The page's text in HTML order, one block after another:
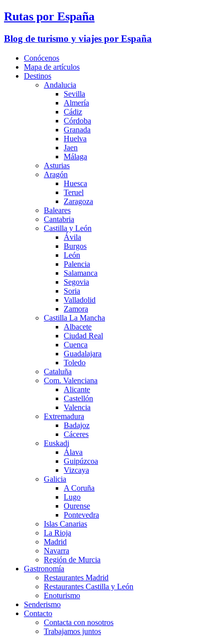
Rutas por España
Blog de turismo y viajes por España
Conócenos
Mapa de artículos
Destinos
Andalucia
Sevilla
Almería
Cádiz
Córdoba
Granada
Huelva
Jaen
Málaga
Asturias
Aragón
Huesca
Teruel
Zaragoza
Baleares
Cantabria
Castilla y León
Ávila
Burgos
León
Palencia
Salamanca
Segovia
Soria
Valladolid
Zamora
Castilla La Mancha
Albacete
Ciudad Real
Cuenca
Guadalajara
Toledo
Cataluña
Com. Valenciana
Alicante
Castellón
Valencia
Extremadura
Badajoz
Cáceres
Euskadi
Álava
Guipúzcoa
Vizcaya
Galicia
A Coruña
Lugo
Ourense
Pontevedra
Islas Canarias
La Rioja
Madrid
Navarra
Región de Murcia
Gastronomía
Restaurantes Madrid
Restaurantes Castilla y León
Enoturismo
Senderismo
Contacto
Contacta con nosotros
Trabajamos juntos